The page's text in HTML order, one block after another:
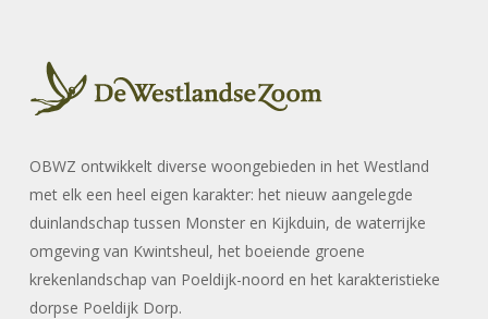
OBWZ ontwikkelt diverse woongebieden in het Westland
met elk een heel eigen karakter: het nieuw aangelegde
duinlandschap tussen Monster en Kijkduin, de waterrijke
omgeving van Kwintsheul, het boeiende groene
krekenlandschap van Poeldijk-noord en het karakteristieke
dorpse Poeldijk Dorp.